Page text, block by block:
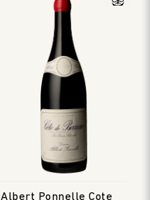
Albert Ponnelle Cote